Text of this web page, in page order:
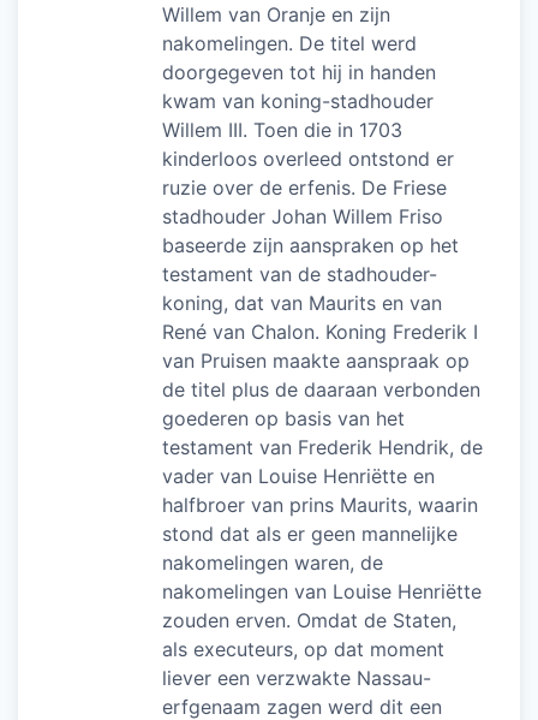
Willem van Oranje en zijn
nakomelingen. De titel werd
doorgegeven tot hij in handen
kwam van koning-stadhouder
Willem III. Toen die in 1703
kinderloos overleed ontstond er
ruzie over de erfenis. De Friese
stadhouder Johan Willem Friso
baseerde zijn aanspraken op het
testament van de stadhouder-
koning, dat van Maurits en van
René van Chalon. Koning Frederik I
van Pruisen maakte aanspraak op
de titel plus de daaraan verbonden
goederen op basis van het
testament van Frederik Hendrik, de
vader van Louise Henriëtte en
halfbroer van prins Maurits, waarin
stond dat als er geen mannelijke
nakomelingen waren, de
nakomelingen van Louise Henriëtte
zouden erven. Omdat de Staten,
als executeurs, op dat moment
liever een verzwakte Nassau-
erfgenaam zagen werd dit een